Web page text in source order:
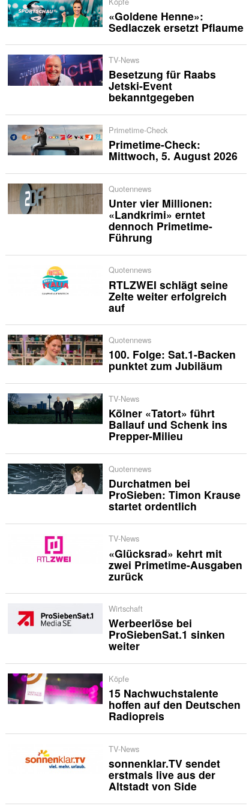
«Goldene Henne»:
Sedlaczek ersetzt Pflaume
TV-News
Besetzung für Raabs
Jetski-Event
bekanntgegeben
Primetime-Check
Primetime-Check:
Mittwoch, 5. August 2026
Quotennews
Unter vier Millionen:
«Landkrimi» erntet
dennoch Primetime-
Führung
Quotennews
RTLZWEI schlägt seine
Zelte weiter erfolgreich
auf
Quotennews
100. Folge: Sat.1-Backen
punktet zum Jubiläum
TV-News
Kölner «Tatort» führt
Ballauf und Schenk ins
Prepper-Milieu
Quotennews
Durchatmen bei
ProSieben: Timon Krause
startet ordentlich
TV-News
«Glücksrad» kehrt mit
zwei Primetime-Ausgaben
zurück
Wirtschaft
Werbeerlöse bei
ProSiebenSat.1 sinken
weiter
Köpfe
15 Nachwuchstalente
hoffen auf den Deutschen
Radiopreis
TV-News
sonnenklar.TV sendet
erstmals live aus der
Altstadt von Side